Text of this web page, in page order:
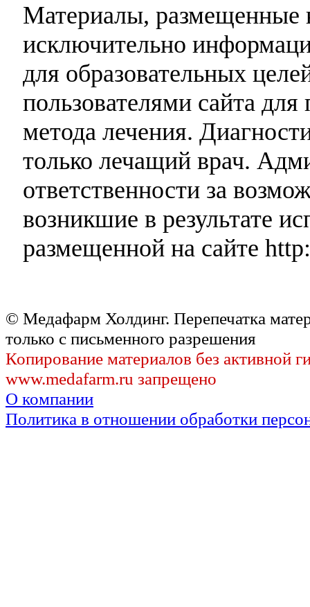
Материалы, размещенные
исключительно
для образовательных
пользователями сайта
метода лечения.
только лечащий врач.
ответственности за
возникшие в результате
размещенной на сайте
© Медафарм Холдинг. Перепечатка
только с письменного разрешения
Копирование материалов без активной
www.medafarm.ru запрещено
О компании
Политика в отношении обработки